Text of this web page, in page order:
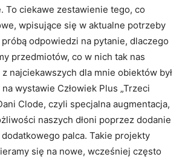
To ciekawe zestawienie tego, co
wpisujące się w aktualne potrzeby
odpowiedzi na pytanie, dlaczego
przedmiotów, co w nich tak nas
najciekawszych dla mnie obiektów był
wystawie Człowiek Plus „Trzeci
Clode, czyli specjalna augmentacja,
naszych dłoni poprzez dodanie
palca. Takie projekty
się na nowe, wcześniej często